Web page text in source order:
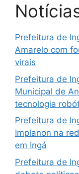
Prefeitura de
Amarelo com
virais
Prefeitura de
Municipal de
tecnologia
Prefeitura de
Implanon na
em Ingá
Prefeitura de